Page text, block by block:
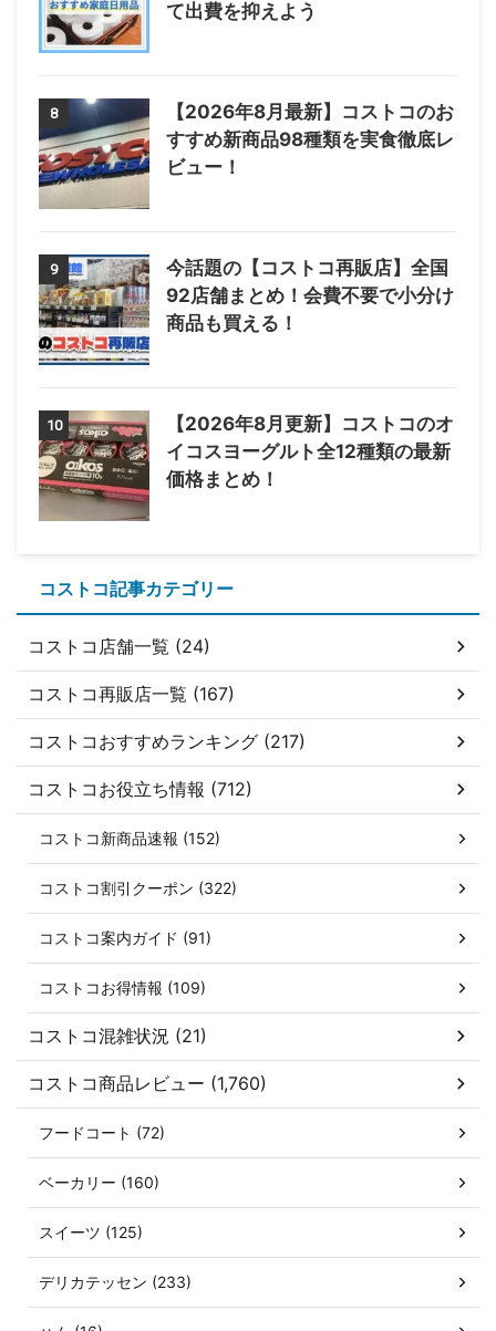
て出費を抑えよう
8
【2026年8月最新】コストコのお
すすめ新商品98種類を実食徹底レ
ビュー！
9
今話題の【コストコ再販店】全国
92店舗まとめ！会費不要で小分け
商品も買える！
10
【2026年8月更新】コストコのオ
イコスヨーグルト全12種類の最新
価格まとめ！
コストコ記事カテゴリー
コストコ店舗一覧 (24)
コストコ再販店一覧 (167)
コストコおすすめランキング (217)
コストコお役立ち情報 (712)
コストコ新商品速報 (152)
コストコ割引クーポン (322)
コストコ案内ガイド (91)
コストコお得情報 (109)
コストコ混雑状況 (21)
コストコ商品レビュー (1,760)
フードコート (72)
ベーカリー (160)
スイーツ (125)
デリカテッセン (233)